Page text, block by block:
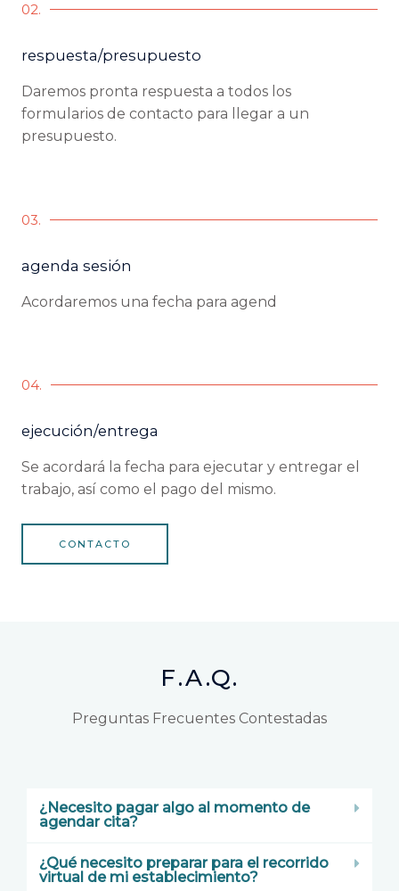
02.
respuesta/presupuesto
Daremos pronta respuesta a todos los
formularios de contacto para llegar a un
presupuesto.
03.
agenda sesión
Acordaremos una fecha para agend
04.
ejecución/entrega
Se acordará la fecha para ejecutar y entregar el
trabajo, así como el pago del mismo.
CONTACTO
F.A.Q.
Preguntas Frecuentes Contestadas
¿Necesito pagar algo al momento de
agendar cita?
¿Qué necesito preparar para el recorrido
virtual de mi establecimiento?